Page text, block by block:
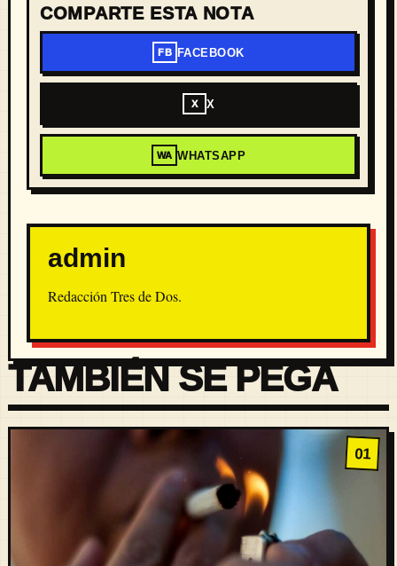
COMPARTE ESTA NOTA
FB FACEBOOK
X X
WA WHATSAPP
admin
Redacción Tres de Dos.
TAMBIÉN SE PEGA
01